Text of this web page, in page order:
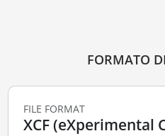
FORMATO
FILE FORMAT
XCF (eXperimental